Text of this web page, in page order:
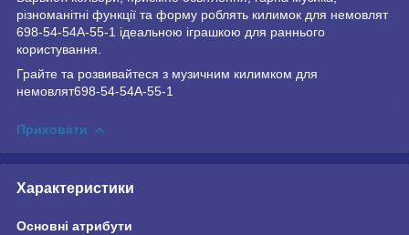
різноманітні функції та форму роблять килимок для немовлят
698-54-54А-55-1 ідеальною іграшкою для раннього
користування.
Грайте та розвивайтеся з музичним килимком для
немовлят698-54-54А-55-1
Приховати
Характеристики
Основні атрибути